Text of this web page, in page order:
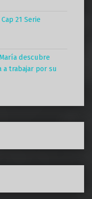
21 Serie
descubre
a trabajar por su